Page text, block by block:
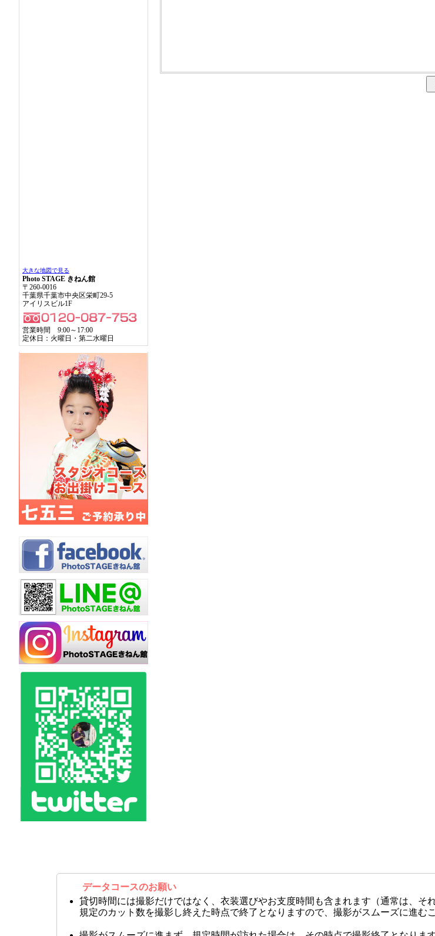
大きな地図で見る
Photo STAGE きねん館
〒260-0016
千葉県千葉市中央区栄町29-5
アイリスビル1F
営業時間 9:00～17:00
定休日：火曜日・第二水曜日
データコースのお願い
貸切時間には撮影だけではなく、衣装選びやお支度時間も含まれます（通常は、そ
規定のカット数を撮影し終えた時点で終了となりますので、撮影がスムーズに進む